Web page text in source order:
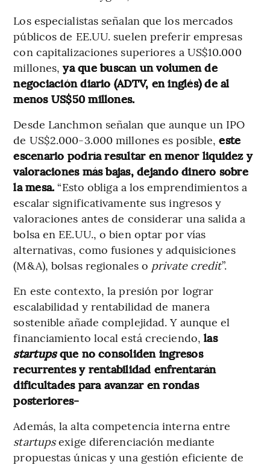
Los especialistas señalan que los mercados
públicos de EE.UU. suelen preferir empresas
con capitalizaciones superiores a US$10.000
millones,ya que buscan un volumen de
negociación diario (ADTV, en inglés) de al
menos US$50 millones.
Desde Lanchmon señalan que aunque un IPO
de US$2.000-3.000 millones es posible,este
escenario podría resultar en menor liquidez y
valoraciones más bajas, dejando dinero sobre
la mesa. “Esto obliga a los emprendimientos a
escalar significativamente sus ingresos y
valoraciones antes de considerar una salida a
bolsa en EE.UU., o bien optar por vías
alternativas, como fusiones y adquisiciones
(M&A), bolsas regionales o private credit”.
En este contexto, la presión por lograr
escalabilidad y rentabilidad de manera
sostenible añade complejidad. Y aunque el
financiamiento local está creciendo, las
startupsque no consoliden ingresos
recurrentes y rentabilidad enfrentarán
dificultades para avanzar en rondas
posteriores-
Además, la alta competencia interna entre
startupsexige diferenciación mediante
propuestas únicas y una gestión eficiente de